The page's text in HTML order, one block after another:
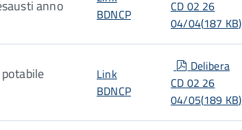
anno
BDNCP
CD 02 26
04/04(187 KB)
Link
BDNCP
pdf
Delibera
CD 02 26
04/05(189 KB)